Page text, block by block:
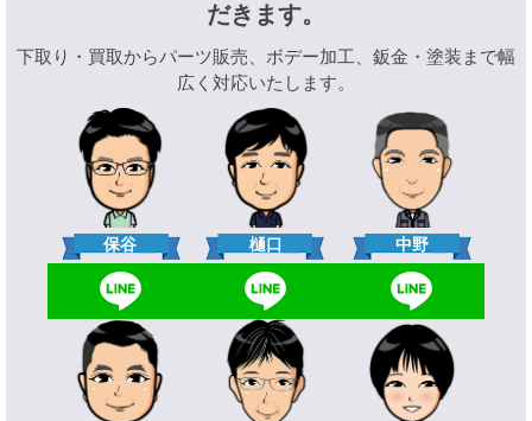
だきます。
下取り・買取からパーツ販売、ボデー加工、鈑金・塗装まで幅
広く対応いたします。
保谷 樋口 中野